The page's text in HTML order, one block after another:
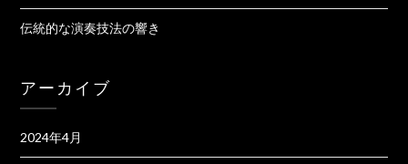
伝統的な演奏技法の響き
アーカイブ
2024年4月